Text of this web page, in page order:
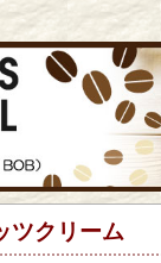
ツクリーム